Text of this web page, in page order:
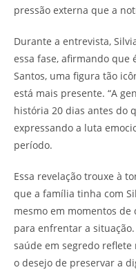
pressão externa que a
Durante a entrevista,
essa fase, afirmando que
Santos, uma figura tão
está mais presente. “A
história 20 dias antes do
expressando a luta
período.
Essa revelação trouxe à
que a família tinha com
mesmo em momentos
para enfrentar a
saúde em segredo reflete
o desejo de preservar a